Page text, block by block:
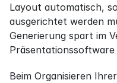
Layout automatisch,
ausgerichtet werden
Generierung spart im
Präsentationssoftware
Beim Organisieren